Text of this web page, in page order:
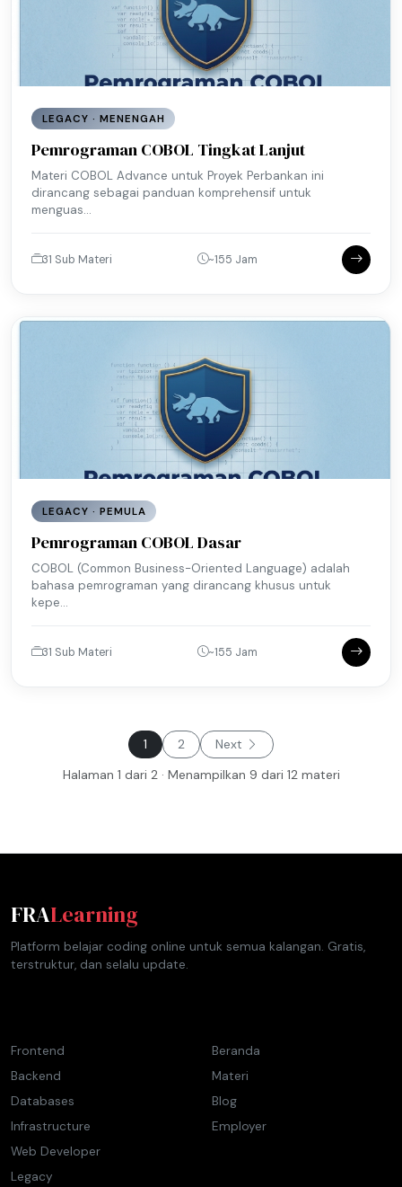
LEGACY · MENENGAH
Pemrograman COBOL Tingkat Lanjut
Materi COBOL Advance untuk Proyek Perbankan ini
dirancang sebagai panduan komprehensif untuk
menguas...
31 Sub Materi ~155 Jam
LEGACY · PEMULA
Pemrograman COBOL Dasar
COBOL (Common Business-Oriented Language) adalah
bahasa pemrograman yang dirancang khusus untuk
kepe...
31 Sub Materi ~155 Jam
1 2
Next
Halaman 1 dari 2 · Menampilkan 9 dari 12 materi
FRALearning
Platform belajar coding online untuk semua kalangan. Gratis,
terstruktur, dan selalu update.
Frontend
Backend
Databases
Infrastructure
Web Developer
Legacy
Beranda
Materi
Blog
Employer